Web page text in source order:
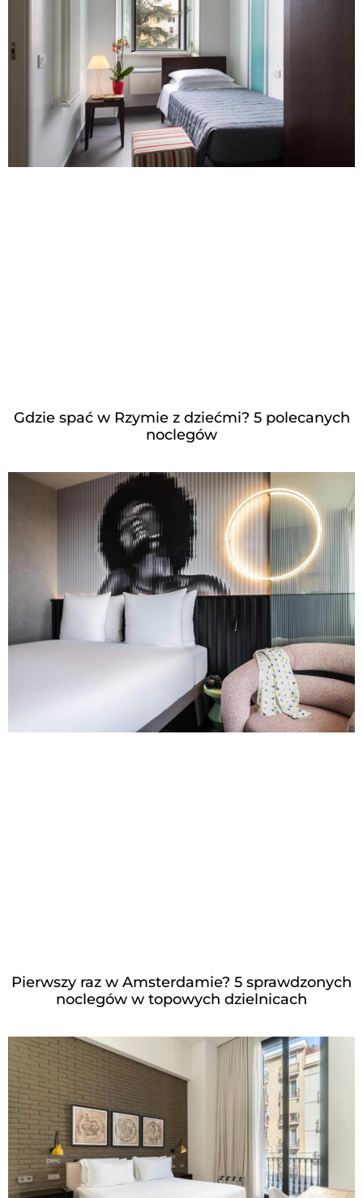
Gdzie spać w Rzymie z dziećmi? 5 polecanych
noclegów
Pierwszy raz w Amsterdamie? 5 sprawdzonych
noclegów w topowych dzielnicach